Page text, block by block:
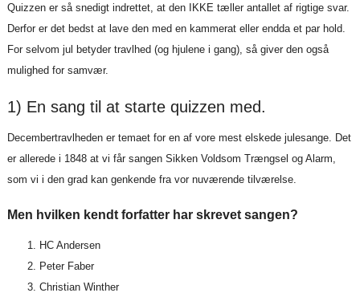
Quizzen er så snedigt indrettet, at den IKKE tæller antallet af rigtige svar.
Derfor er det bedst at lave den med en kammerat eller endda et par hold.
For selvom jul betyder travlhed (og hjulene i gang), så giver den også
mulighed for samvær.
1) En sang til at starte quizzen med.
Decembertravlheden er temaet for en af vore mest elskede julesange. Det
er allerede i 1848 at vi får sangen Sikken Voldsom Trængsel og Alarm,
som vi i den grad kan genkende fra vor nuværende tilværelse.
Men hvilken kendt forfatter har skrevet sangen?
HC Andersen
Peter Faber
Christian Winther